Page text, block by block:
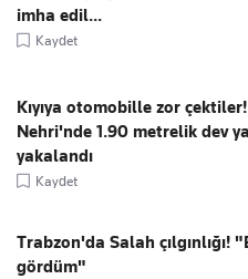
imha edil...
Kaydet
Kıyıya otomobille zor
Nehri'nde 1.90 metrelik dev
yakalandı
Kaydet
Trabzon'da Salah çılgınlığı!
gördüm"